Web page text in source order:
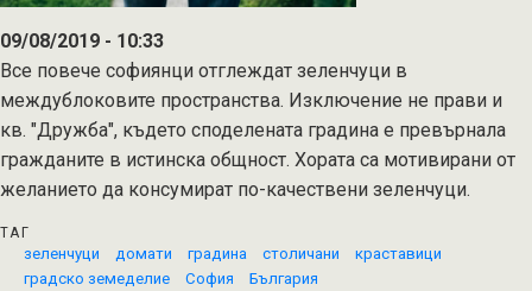
09/08/2019 - 10:33
Все повече софиянци отглеждат зеленчуци в
междублоковите пространства. Изключение не прави и
кв. "Дружба", където споделената градина е превърнала
гражданите в истинска общност. Хората са мотивирани от
желанието да консумират по-качествени зеленчуци.
ТАГ
зеленчуци
домати градина столичани
краставици
градско земеделие
София България